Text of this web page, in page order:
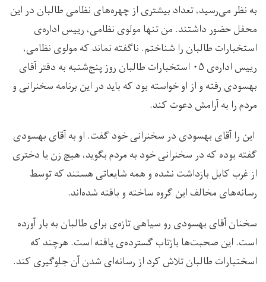
به نظر می‌رسید، تعداد بیشتری از چهره‌های نظامی طالبان در این
محفل حضور داشتند. من تنها مولوی نظامی، رییس اداره‌ی
استخبارات طالبان را شناختم. ناگفته نماند که مولوی نظامی،
رییس اداره‌ی ۰۵ استخبارات طالبان روز پنج‌شنبه به دفتر آقای
بهسودی رفته و از او خواسته بود که باید در این برنامه سخنرانی و
مردم را به آرامش دعوت کند.
این را آقای بهسودی در سخنرانی خود گفت. او به آقای بهسودی
گفته بوده که در سخنرانی خود به مردم بگوید، هیچ زن یا دختری
از غرب کابل بازداشت نشده و همه شایعاتی هستند که توسط
رسانه‌های مخالف این گروه ساخته و بافته شده‌اند.
سخنان آقای بهسودی رو سیاهی تازه‌ی برای طالبان به بار آورده
است. این صحبت‌ها بازتاب گسترده‌ی یافته است. هرچند که
اسختبارات طالبان تلاش کرد از رسانه‌ای شدن آن جلوگیری کند.